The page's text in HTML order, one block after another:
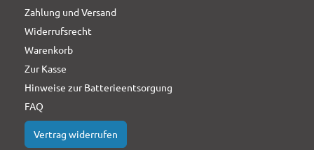
Zahlung und Versand
Widerrufsrecht
Warenkorb
Zur Kasse
Hinweise zur Batterieentsorgung
FAQ
Vertrag widerrufen